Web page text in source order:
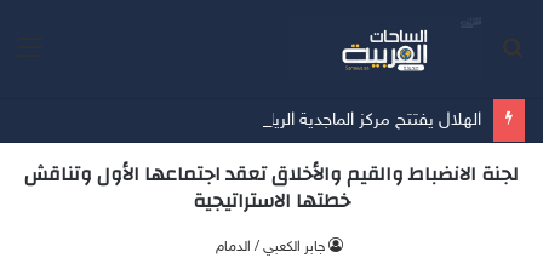
الهلال يفتتح مركز الماجدية الرياضي.. مقرًا جديدًا للفريق الأول
لجنة الانضباط والقيم والأخلاق تعقد اجتماعها الأول وتناقش
خطتها الاستراتيجية
جابر الكعبي / الدمام